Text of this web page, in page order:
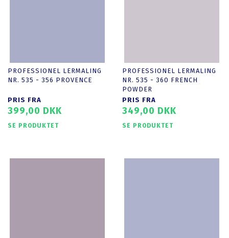
PROFESSIONEL LERMALING
NR. 535 - 356 PROVENCE
PRIS FRA
399,00 DKK
SE PRODUKTET
PROFESSIONEL LERMALING
NR. 535 - 360 FRENCH
POWDER
PRIS FRA
349,00 DKK
SE PRODUKTET